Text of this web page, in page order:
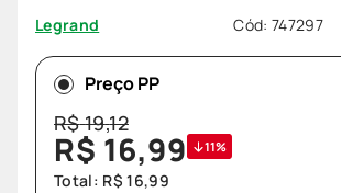
Legrand Cód: 747297
Preço PP
R$19,12
R$ 16,99 11%
Total: R$ 16,99